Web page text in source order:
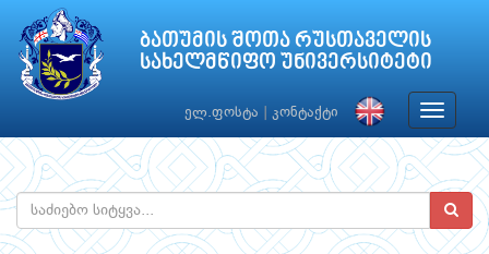
ბათუმის შოთა რუსთაველის
სახელმწიფო უნივერსიტეტი
ელ.ფოსტა კონტაქტი
Toggle